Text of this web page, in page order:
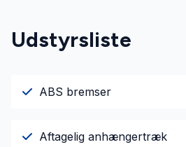
Udstyrsliste
ABS bremser
Aftagelig anhængertræk